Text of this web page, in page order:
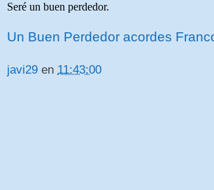
Seré un buen perdedor.
Un Buen Perdedor acordes
javi29 en 11:43:00